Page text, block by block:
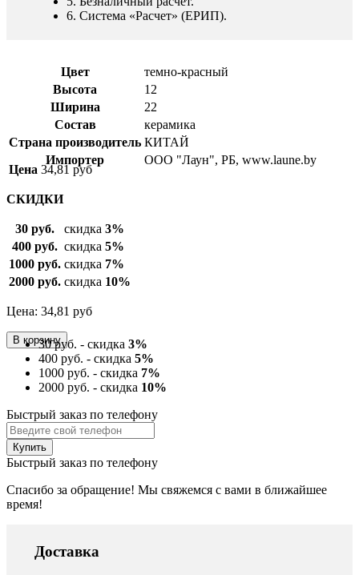
6. Система «Расчет» (ЕРИП).
Цвет
темно-красный
Высота
12
Ширина
22
Состав
керамика
Страна производитель КИТАЙ
Импортер
ООО "Лаун", РБ, www.laune.by
Цена 34,81 руб
СКИДКИ
30 руб. скидка 3%
400 руб. скидка 5%
1000 руб. скидка 7%
2000 руб. скидка 10%
Цена: 34,81 руб
30 руб. - скидка 3%
400 руб. - скидка 5%
1000 руб. - скидка 7%
2000 руб. - скидка 10%
Быстрый заказ по телефону
Быстрый заказ по телефону
Спасибо за обращение! Мы свяжемся с вами в ближайшее
время!
Доставка